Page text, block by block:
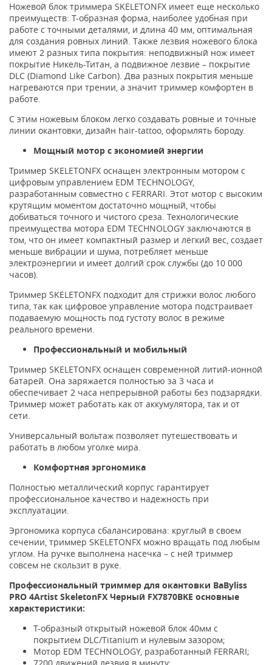
Ножевой блок триммера SKELETONFX имеет еще несколько
преимуществ: Т-образная форма, наиболее удобная при
работе с точными деталями, и длина 40 мм, оптимальная
для создания ровных линий. Также лезвия ножевого блока
имеют 2 разных типа покрытия: неподвижный нож имеет
покрытие Никель-Титан, а подвижное лезвие – покрытие
DLC (Diamond Like Carbon). Два разных покрытия меньше
нагреваются при трении, а значит триммер комфортен в
работе.
С этим ножевым блоком легко создавать ровные и точные
линии окантовки, дизайн hair-tattoo, оформлять бороду.
Мощный мотор с экономией энергии
Триммер SKELETONFX оснащен электронным мотором с
цифровым управлением EDM TECHNOLOGY,
разработанным совместно с FERRARI. Этот мотор с высоким
крутящим моментом достаточно мощный, чтобы
добиваться точного и чистого среза. Технологические
преимущества мотора EDM TECHNOLOGY заключаются в
том, что он имеет компактный размер и лёгкий вес, создает
меньше вибрации и шума, потребляет меньше
электроэнергии и имеет долгий срок службы (до 10 000
часов).
Триммер SKELETONFX подходит для стрижки волос любого
типа, так как цифровое управление мотора подстраивает
подаваемую мощность под густоту волос в режиме
реального времени.
Профессиональный и мобильный
Триммер SKELETONFX оснащен современной литий-ионной
батарей. Она заряжается полностью за 3 часа и
обеспечивает 2 часа непрерывной работы без подзарядки.
Триммер может работать как от аккумулятора, так и от
сети.
Универсальный вольтаж позволяет путешествовать и
работать в любом уголке мира.
Комфортная эргономика
Полностью металлический корпус гарантирует
профессиональное качество и надежность при
эксплуатации.
Эргономика корпуса сбалансирована: круглый в своем
сечении, триммер SKELETONFX можно вращать под любым
углом. На ручке выполнена насечка – с ней триммер
совсем не скользит в руке.
Профессиональный триммер для окантовки BaByliss
PRO 4Artist SkeletonFX Черный FX7870BKE основные
характеристики:
Т-образный открытый ножевой блок 40мм с
покрытием DLC/Titanium и нулевым зазором;
Мотор EDM TECHNOLOGY, разработанный FERRARI;